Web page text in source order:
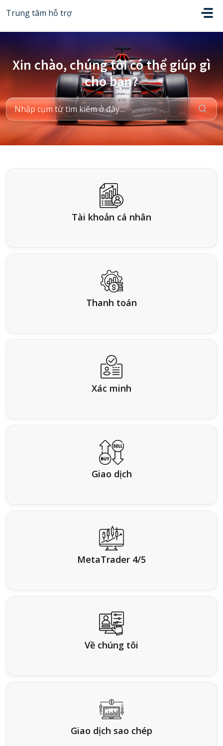
Trung tâm hỗ trợ
Xin chào, chúng tôi có thể giúp gì
cho bạn?
Tài khoản cá nhân
Thanh toán
Xác minh
Giao dịch
MetaTrader 4/5
Về chúng tôi
Giao dịch sao chép